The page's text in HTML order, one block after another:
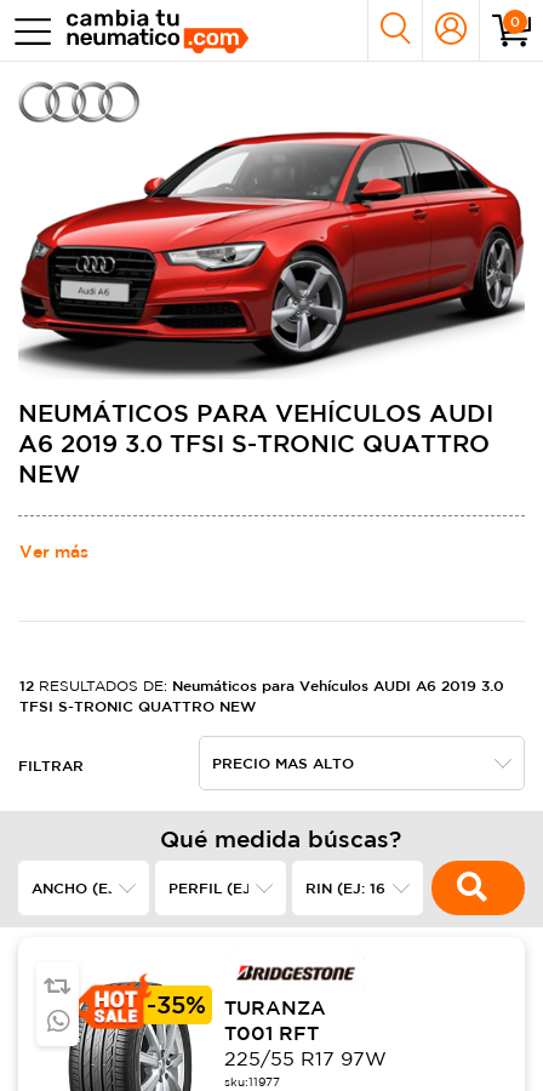
0
NEUMÁTICOS PARA VEHÍCULOS AUDI
A6 2019 3.0 TFSI S-TRONIC QUATTRO
NEW
Ver más
12 RESULTADOS DE: Neumáticos para Vehículos AUDI A6 2019 3.0
TFSI S-TRONIC QUATTRO NEW
FILTRAR
Qué medida búscas?
-35%
TURANZA
T001 RFT
225/55 R17 97W
sku:11977